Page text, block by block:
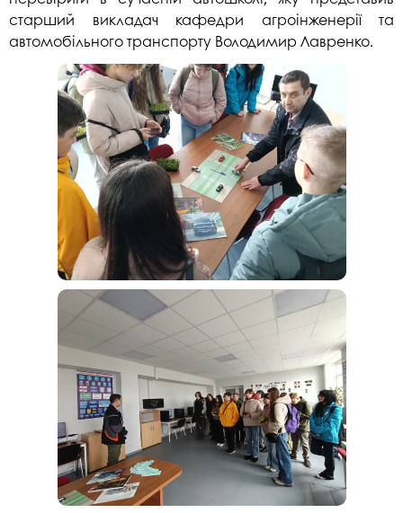
старший викладач кафедри агроінженерії та
автомобільного транспорту Володимир Лавренко.